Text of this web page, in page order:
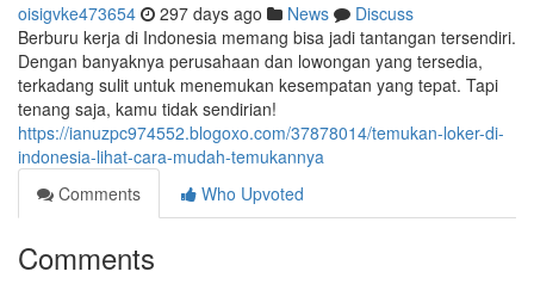
oisigvke473654 297 days ago News
Discuss
Berburu kerja di Indonesia memang bisa jadi tantangan tersendiri.
Dengan banyaknya perusahaan dan lowongan yang tersedia,
terkadang sulit untuk menemukan kesempatan yang tepat. Tapi
tenang saja, kamu tidak sendirian!
https://ianuzpc974552.blogoxo.com/37878014/temukan-loker-di-
indonesia-lihat-cara-mudah-temukannya
Comments
Who Upvoted
Comments